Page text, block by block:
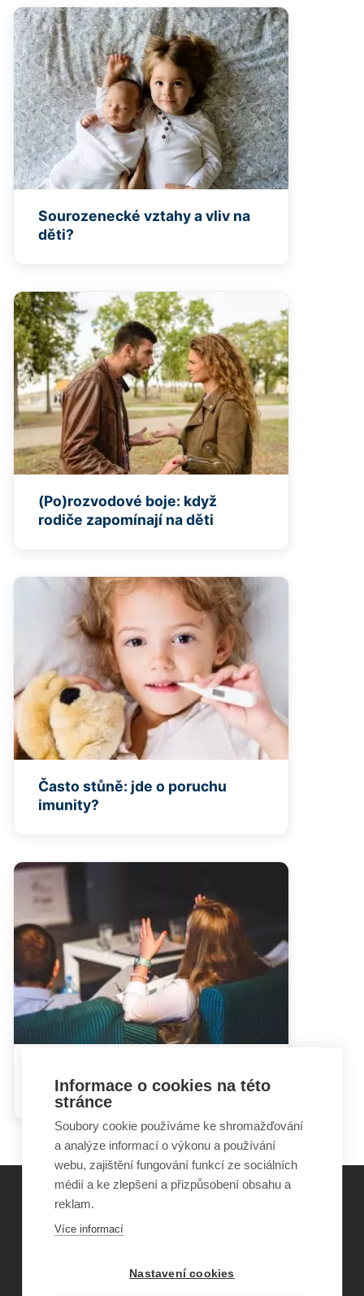
Sourozenecké vztahy a vliv na
děti?
(Po)rozvodové boje: když
rodiče zapomínají na děti
Často stůně: jde o poruchu
imunity?
ublížit i prospět
©Obecně prospěšná společnost Sirius
ISSN 1805-8876
Informace o cookies na této
stránce
Soubory cookie používáme ke shromažďování
a analýze informací o výkonu a používání
webu, zajištění fungování funkcí ze sociálních
médií a ke zlepšení a přizpůsobení obsahu a
reklam.
Více informací
Nastavení cookies